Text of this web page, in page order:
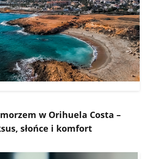
w Orihuela Costa –
słońce i komfort